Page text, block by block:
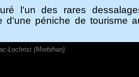
l'un des rares
d'une péniche de tourisme
Lochrist (Morbihan).